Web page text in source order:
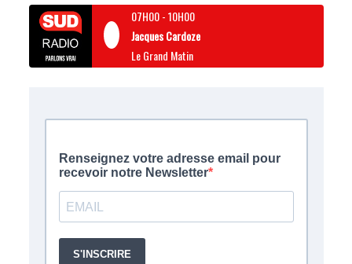
07H00-10H00
Jacques Cardoze
Le Grand Matin